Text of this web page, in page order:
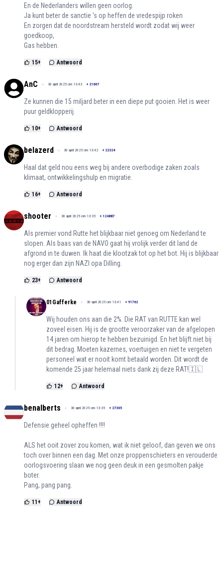
En de Nederlanders willen geen oorlog.
Ja kunt beter de sanctie 's op heffen de vredespijp roken
En zorgen dat de noordstream hersteld wordt zodat wij weer
goedkoop,
Gas hebben.
15+ Antwoord
AnC 30 april 2025 om 13:43 + 21607
Ze kunnen die 15 miljard beter in een diepe put gooien. Het is weer
puur geldklopperij.
10+ Antwoord
belazerd 30 april 2025 om 13:42 + 22324
Haal dat geld nou eens weg bij andere overbodige zaken zoals
klimaat, ontwikkelingshulp en migratie.
16+ Antwoord
shooter 30 april 2025 om 13:35 + 124887
Als premier vond Rutte het blijkbaar niet genoeg om Nederland te
slopen. Als baas van de NAVO gaat hij vrolijk verder dit land de
afgrond in te duwen. Ik haat die klootzak tot op het bot. Hij is blijkbaar
nog erger dan zijn NAZI opa Dilling.
23+ Antwoord
01Gafferke 30 april 2025 om 13:41 + 91762
Wij houden ons aan die 2%. Die RAT van RUTTE kan wel
zoveel eisen. Hij is de grootte veroorzaker van de afgelopen
14 jaren om hierop te hebben bezuinigd. En het blijft niet bij
dit bedrag. Moeten kazernes, voertuigen en niet te vergeten
personeel wat er nooit komt betaald worden. Dit wordt de
komende 25 jaar helemaal niets dank zij deze RAT!🇮🇱
12+ Antwoord
benalberts 30 april 2025 om 13:35 + 27305
Defensie geheel opheffen !!!!
ALS het ooit zover zou komen, wat ik niet geloof, dan geven we ons
toch over binnen een dag. Met onze proppenschieters en verouderde
oorlogsvoering slaan we nog geen deuk in een gesmolten pakje
boter.
Pang, pang pang.
11 + Antwoord